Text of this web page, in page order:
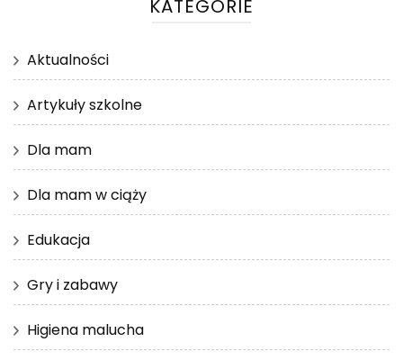
KATEGORIE
Aktualności
Artykuły szkolne
Dla mam
Dla mam w ciąży
Edukacja
Gry i zabawy
Higiena malucha